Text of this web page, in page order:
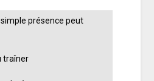
présence peut
traîner